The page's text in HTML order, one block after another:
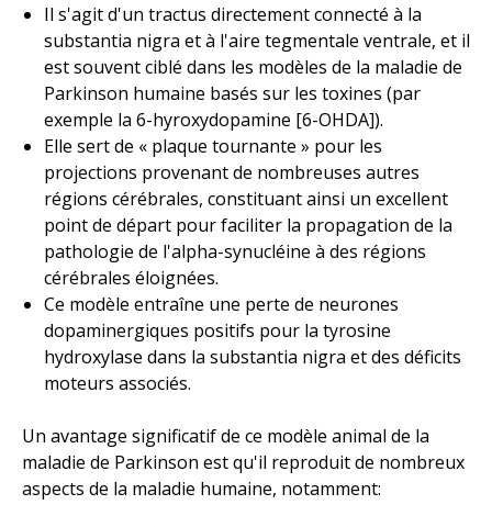
Il s'agit d'un tractus directement connecté à la
substantia nigra et à l'aire tegmentale ventrale, et il
est souvent ciblé dans les modèles de la maladie de
Parkinson humaine basés sur les toxines (par
exemple la 6-hyroxydopamine [6-OHDA]).
Elle sert de « plaque tournante » pour les
projections provenant de nombreuses autres
régions cérébrales, constituant ainsi un excellent
point de départ pour faciliter la propagation de la
pathologie de l'alpha-synucléine à des régions
cérébrales éloignées.
Ce modèle entraîne une perte de neurones
dopaminergiques positifs pour la tyrosine
hydroxylase dans la substantia nigra et des déficits
moteurs associés.
Un avantage significatif de ce modèle animal de la
maladie de Parkinson est qu'il reproduit de nombreux
aspects de la maladie humaine, notamment: